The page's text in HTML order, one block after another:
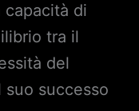
di
tra il
del
successo